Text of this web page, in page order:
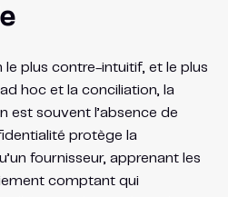
le plus contre-intuitif, et le plus
hoc et la conciliation, la
est souvent l’absence de
protège la
fournisseur, apprenant les
comptant qui